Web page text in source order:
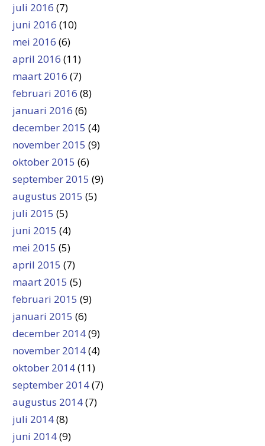
juli 2016 (7)
juni 2016 (10)
mei 2016 (6)
april 2016 (11)
maart 2016 (7)
februari 2016 (8)
januari 2016 (6)
december 2015 (4)
november 2015 (9)
oktober 2015 (6)
september 2015 (9)
augustus 2015 (5)
juli 2015 (5)
juni 2015 (4)
mei 2015 (5)
april 2015 (7)
maart 2015 (5)
februari 2015 (9)
januari 2015 (6)
december 2014(9)
november 2014(4)
oktober 2014(11)
september 2014(7)
augustus 2014(7)
juli 2014(8)
juni 2014(9)